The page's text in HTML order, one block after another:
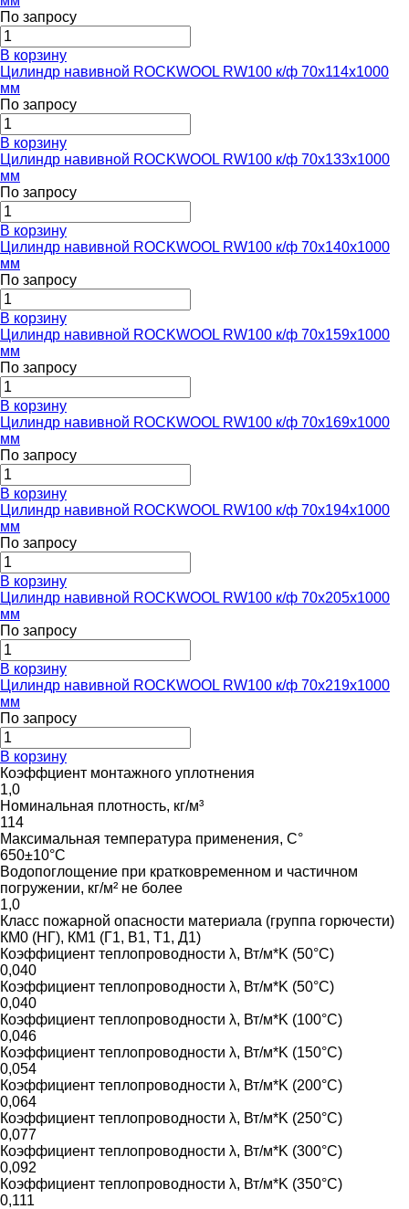
По запросу
В корзину
Цилиндр навивной ROCKWOOL RW100 к/ф 70x114x1000
мм
По запросу
В корзину
Цилиндр навивной ROCKWOOL RW100 к/ф 70x133x1000
мм
По запросу
В корзину
Цилиндр навивной ROCKWOOL RW100 к/ф 70x140x1000
мм
По запросу
В корзину
Цилиндр навивной ROCKWOOL RW100 к/ф 70x159x1000
мм
По запросу
В корзину
Цилиндр навивной ROCKWOOL RW100 к/ф 70x169x1000
мм
По запросу
В корзину
Цилиндр навивной ROCKWOOL RW100 к/ф 70x194x1000
мм
По запросу
В корзину
Цилиндр навивной ROCKWOOL RW100 к/ф 70x205x1000
мм
По запросу
В корзину
Цилиндр навивной ROCKWOOL RW100 к/ф 70x219x1000
мм
По запросу
В корзину
Коэффциент монтажного уплотнения
1,0
Номинальная плотность, кг/м³
114
Максимальная температура применения, С°
650±10°C
Водопоглощение при кратковременном и частичном
погружении, кг/м² не более
1,0
Класс пожарной опасности материала (группа горючести)
КМ0 (НГ), КМ1 (Г1, В1, Т1, Д1)
Коэффициент теплопроводности λ, Вт/м*K (50°C)
0,040
Коэффициент теплопроводности λ, Вт/м*K (50°C)
0,040
Коэффициент теплопроводности λ, Вт/м*K (100°C)
0,046
Коэффициент теплопроводности λ, Вт/м*K (150°C)
0,054
Коэффициент теплопроводности λ, Вт/м*K (200°C)
0,064
Коэффициент теплопроводности λ, Вт/м*K (250°C)
0,077
Коэффициент теплопроводности λ, Вт/м*K (300°C)
0,092
Коэффициент теплопроводности λ, Вт/м*K (350°C)
0,111